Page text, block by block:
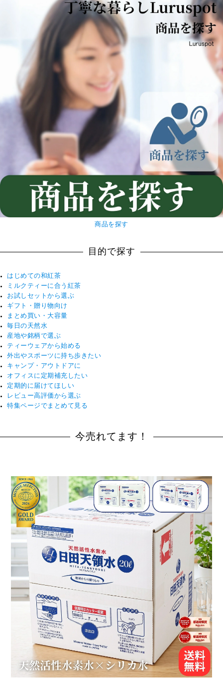
商品を探す
目的で探す
はじめての和紅茶
ミルクティーに合う紅茶
お試しセットから選ぶ
ギフト・贈り物向け
まとめ買い・大容量
毎日の天然水
産地や銘柄で選ぶ
ティーウェアから始める
外出やスポーツに持ち歩きたい
キャンプ・アウトドアに
オフィスに定期補充したい
定期的に届けてほしい
レビュー高評価から選ぶ
特集ページでまとめて見る
今売れてます！